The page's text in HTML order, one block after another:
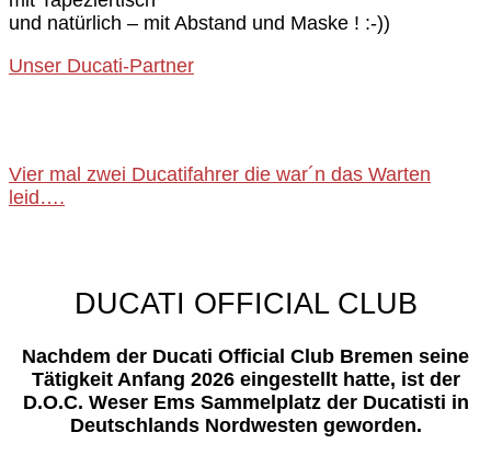
und natürlich – mit Abstand und Maske ! :-))
Unser Ducati-Partner
Vier mal zwei Ducatifahrer die war´n das Warten
leid….
DUCATI OFFICIAL CLUB
Nachdem der Ducati Official Club Bremen seine
Tätigkeit Anfang 2026 eingestellt hatte, ist der
D.O.C. Weser Ems Sammelplatz der Ducatisti in
Deutschlands Nordwesten geworden.